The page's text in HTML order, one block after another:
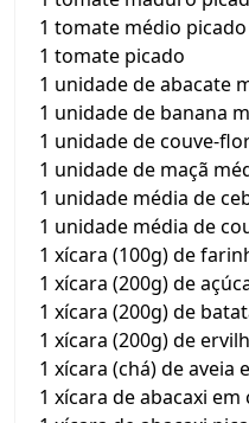
1 tomate médio picado
1 tomate picado
1 unidade de abacate
1 unidade de banana
1 unidade de couve-
1 unidade de maçã
1 unidade média de
1 unidade média de
1 xícara (100g) de
1 xícara (200g) de
1 xícara (200g) de
1 xícara (200g) de
1 xícara (chá) de aveia
1 xícara de abacaxi em